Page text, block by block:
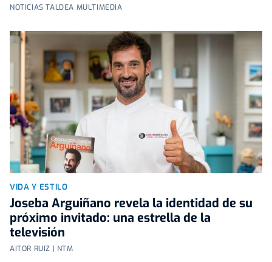
NOTICIAS TALDEA MULTIMEDIA
VIDA Y ESTILO
Joseba Arguiñano revela la identidad de su
próximo invitado: una estrella de la
televisión
AITOR RUIZ | NTM